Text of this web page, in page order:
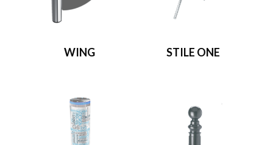
WING STILE ONE